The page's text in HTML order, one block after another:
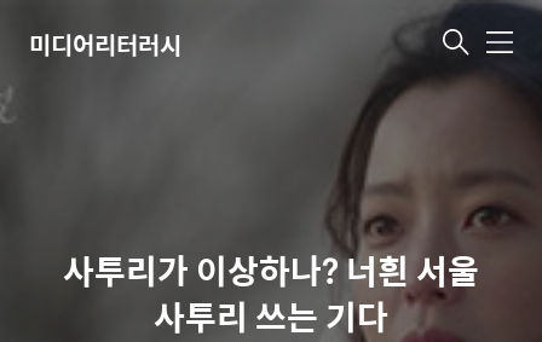
미디어리터러시 메
사투리가 이상하나? 너흰 서울
사투리 쓰는 기다